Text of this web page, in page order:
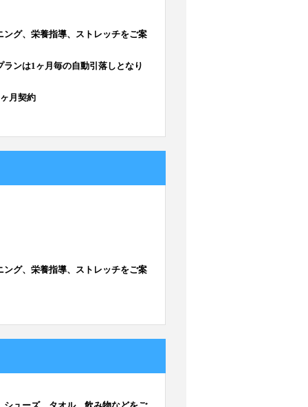
ング、栄養指導、ストレッチをご案
ンは1ヶ月毎の自動引落しとなり
月契約
ング、栄養指導、ストレッチをご案